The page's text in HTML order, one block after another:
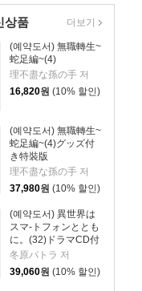
상품
(예약도서) 無職轉生~
蛇足編~(4)
理不盡な孫の手 저
16,820원 (10% 할인)
(예약도서) 無職轉生~
蛇足編~(4)グッズ付
き特裝版
理不盡な孫の手 저
37,980원 (10% 할인)
(예약도서) 異世界は
スマ-トフォンととも
に。(32)ドラマCD付
き特裝版
冬原パトラ 저
39,060원 (10% 할인)
더보기